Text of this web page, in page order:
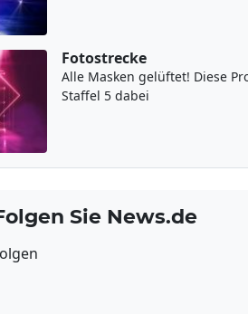
Fotostrecke
Alle Masken gelüftet! Diese
Staffel 5 dabei
Sie News.de